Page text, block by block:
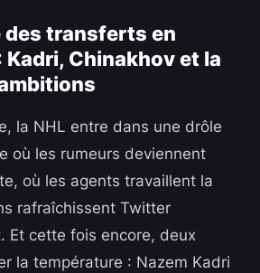
des transferts en
Chinakhov et la
la NHL entre dans une drôle
où les rumeurs deviennent
où les agents travaillent la
rafraîchissent Twitter
Et cette fois encore, deux
la température : Nazem Kadri